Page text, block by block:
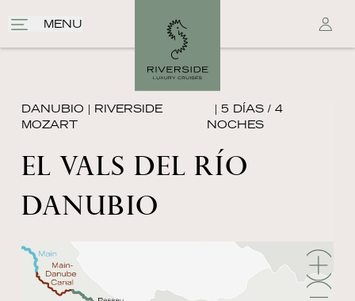
MENU
DANUBIO | RIVERSIDE
MOZART
| 5 DÍAS / 4
NOCHES
EL VALS DEL RÍO
DANUBIO